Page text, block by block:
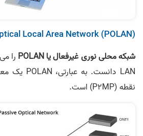
Local Area Network (POLAN)
شبکه محلی نوری غیرفعال یا POLAN
را
نقطه (P2MP) است.